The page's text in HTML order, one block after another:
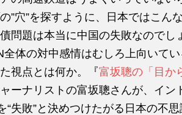
”穴”を探すように、日本ではこん
問題は本当に中国の失敗なのでし
全体の対中感情はむしろ上向いて
視点とは何か。『富坂聰の「目か
ーナリストの富坂聰さんが、イン
“失敗”と決めつけたがる日本の不